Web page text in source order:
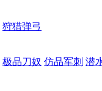
狩猎弹弓
极品刀奴 仿品军刺 潜